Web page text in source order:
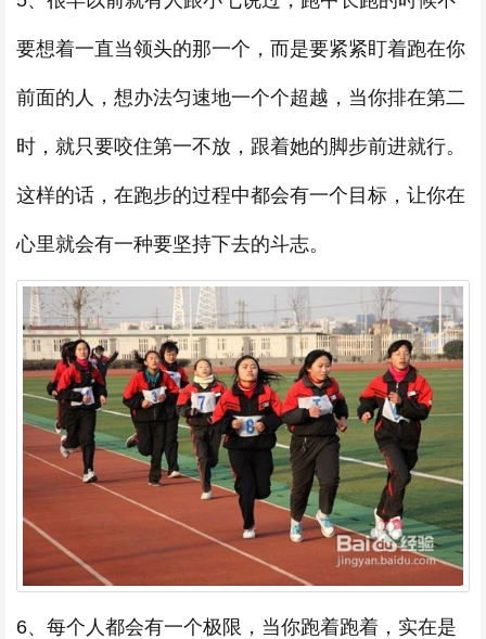
要想着一直当领头的那一个，而是要紧紧盯着跑在你
前面的人，想办法匀速地一个个超越，当你排在第二
时，就只要咬住第一不放，跟着她的脚步前进就行。
这样的话，在跑步的过程中都会有一个目标，让你在
心里就会有一种要坚持下去的斗志。
6、每个人都会有一个极限，当你跑着跑着，实在是